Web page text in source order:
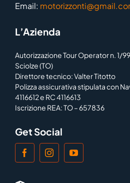
Email:
L’Azienda
Autorizzazione Tour Operator n. 1/
Sciolze (TO)
Direttore tecnico: Valter Titotto
Polizza assicurativa stipulata con
4116612 e RC 4116613
Iscrizione REA: TO – 657836
Get Social